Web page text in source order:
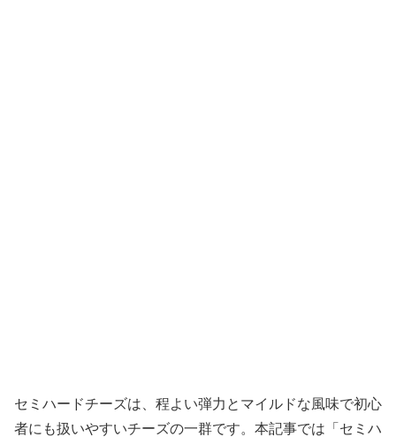
セミハードチーズは、程よい弾力とマイルドな風味で初心
者にも扱いやすいチーズの一群です。本記事では「セミハ